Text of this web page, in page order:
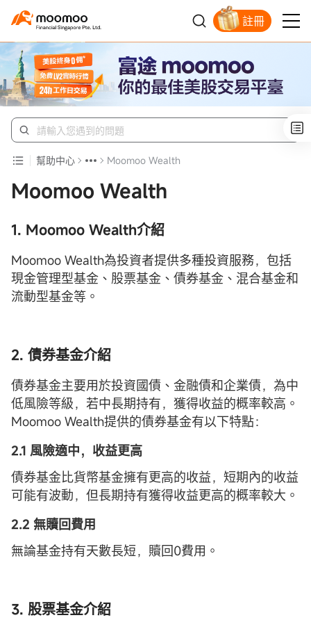
註冊
幫助中心 Moomoo Wealth
Moomoo Wealth
1. Moomoo Wealth介紹
Moomoo Wealth為投資者提供多種投資服務，包括
現金管理型基金、股票基金、債券基金、混合基金和
流動型基金等。
2. 債券基金介紹
債券基金主要用於投資國債、金融債和企業債，為中
低風險等級，若中長期持有，獲得收益的概率較高。
Moomoo Wealth提供的債券基金有以下特點：
2.1 風險適中，收益更高
債券基金比貨幣基金擁有更高的收益，短期內的收益
可能有波動，但長期持有獲得收益更高的概率較大。
2.2 無贖回費用
無論基金持有天數長短，贖回0費用。
3. 股票基金介紹